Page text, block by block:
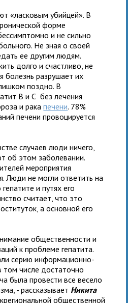
«ласковым убийцей». В
форме
и не сильно
Не зная о своей
ее другим людям.
долго и счастливо, не
болезнь разрушает их
поздно. В
В и С без лечения
и ракапечени. 78%
печени провоцируется
случаев люди ничего,
об этом заболевании.
мероприятия
Люди не могли ответить на
и путях его
считает, что это
а основной его
общественности и
к проблеме гепатита.
серию информационно-
том числе достаточно
была провести все весело
- рассказывает Никита
общественной